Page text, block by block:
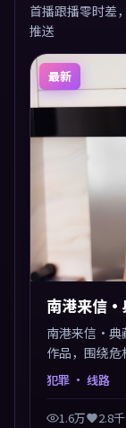
首播跟播零时差
推送
最新
南港来信
南港来信·典
作品，围绕
凑，值得推荐
犯罪 · 线路
1.6万 2.8千